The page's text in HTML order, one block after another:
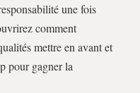
une fois
comment
mettre en avant et
pour gagner la